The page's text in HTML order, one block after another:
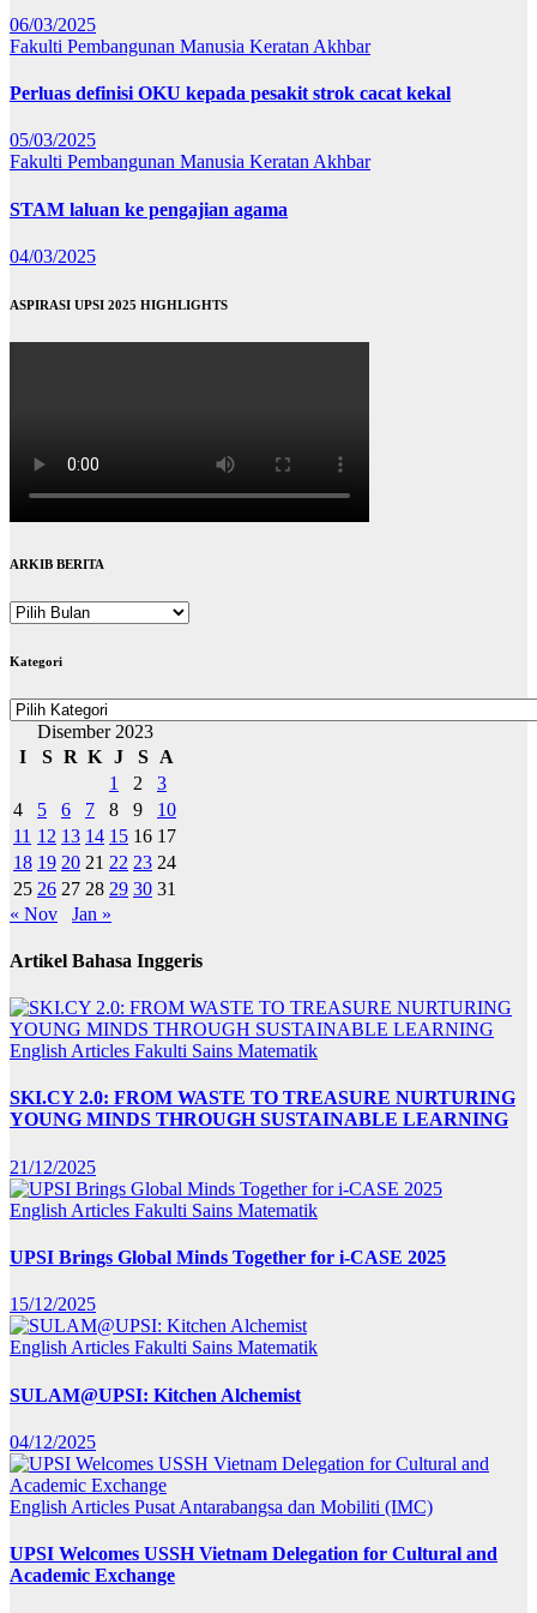
06/03/2025
Fakulti Pembangunan Manusia Keratan Akhbar
Perluas definisi OKU kepada pesakit strok cacat kekal
05/03/2025
Fakulti Pembangunan Manusia Keratan Akhbar
STAM laluan ke pengajian agama
04/03/2025
ASPIRASI UPSI 2025 HIGHLIGHTS
ARKIB BERITA
ARKIB
Kategori
Kategori
Disember 2023
I
S R K J S
A
1
2
3
4
5 6 7 8 9
10
11 12 13 14 15 16 17
18 19 20 21 22 23 24
25 26 27 28 29 30 31
« Nov
Jan »
Artikel Bahasa Inggeris
English Articles Fakulti Sains Matematik
SKI.CY 2.0: FROM WASTE TO TREASURE NURTURING
YOUNG MINDS THROUGH SUSTAINABLE LEARNING
21/12/2025
English Articles Fakulti Sains Matematik
UPSI Brings Global Minds Together for i-CASE 2025
15/12/2025
English Articles Fakulti Sains Matematik
SULAM@UPSI: Kitchen Alchemist
04/12/2025
English Articles Pusat Antarabangsa dan Mobiliti (IMC)
UPSI Welcomes USSH Vietnam Delegation for Cultural and
Academic Exchange